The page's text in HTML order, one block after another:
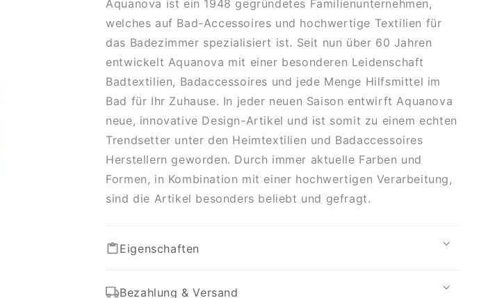
Aquanova ist ein 1948 gegründetes Familienunternehmen,
welches auf Bad-Accessoires und hochwertige Textilien für
das Badezimmer spezialisiert ist. Seit nun über 60 Jahren
entwickelt Aquanova mit einer besonderen Leidenschaft
Badtextilien, Badaccessoires und jede Menge Hilfsmittel im
Bad für Ihr Zuhause. In jeder neuen Saison entwirft Aquanova
neue, innovative Design-Artikel und ist somit zu einem echten
Trendsetter unter den Heimtextilien und Badaccessoires
Herstellern geworden. Durch immer aktuelle Farben und
Formen, in Kombination mit einer hochwertigen Verarbeitung,
sind die Artikel besonders beliebt und gefragt.
Eigenschaften
Bezahlung & Versand